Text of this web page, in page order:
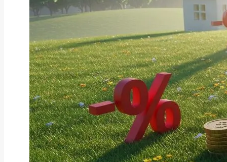
ファクタリング
ファクタリングとは？仕組み・メ
リット・注意点と...
2026年8月6日